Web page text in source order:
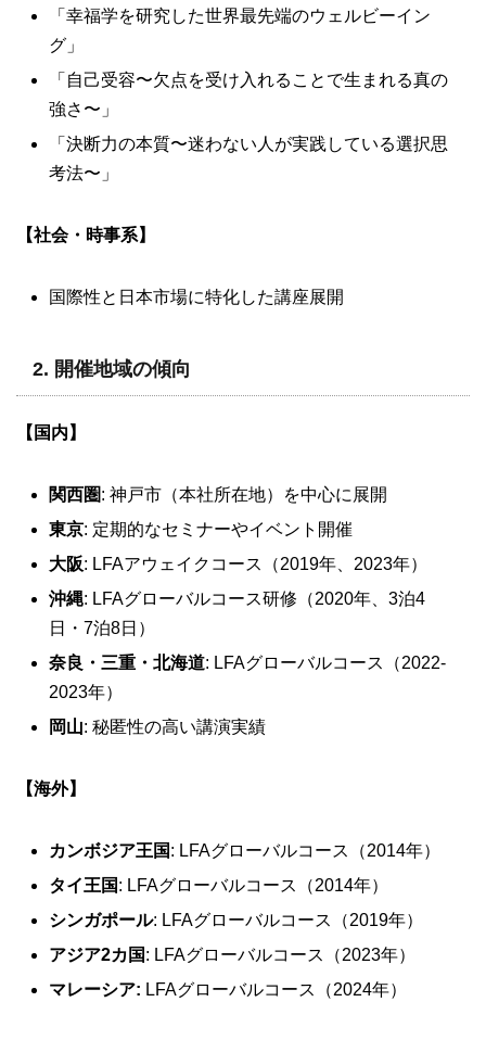
「幸福学を研究した世界最先端のウェルビーイン
グ」
「自己受容〜欠点を受け入れることで生まれる真の
強さ〜」
「決断力の本質〜迷わない人が実践している選択思
考法〜」
【社会・時事系】
国際性と日本市場に特化した講座展開
2. 開催地域の傾向
【国内】
関西圏: 神戸市（本社所在地）を中心に展開
東京: 定期的なセミナーやイベント開催
大阪: LFAアウェイクコース（2019年、2023年）
沖縄: LFAグローバルコース研修（2020年、3泊4
日・7泊8日）
奈良・三重・北海道: LFAグローバルコース（2022-
2023年）
岡山: 秘匿性の高い講演実績
【海外】
カンボジア王国: LFAグローバルコース（2014年）
タイ王国: LFAグローバルコース（2014年）
シンガポール: LFAグローバルコース（2019年）
アジア2カ国: LFAグローバルコース（2023年）
マレーシア: LFAグローバルコース（2024年）